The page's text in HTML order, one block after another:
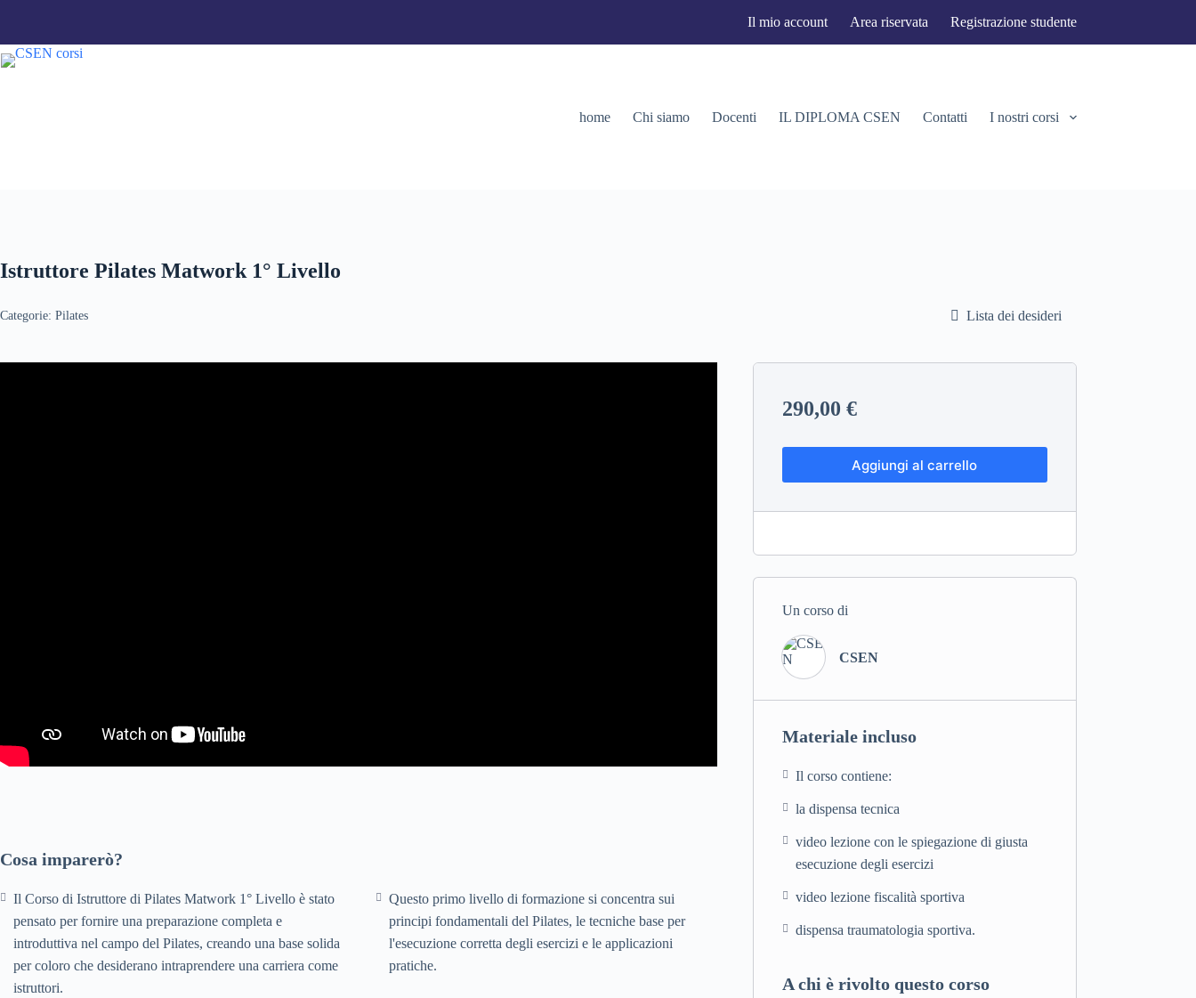
Il mio account Area riservata Registrazione studente
home Chi siamo Docenti IL DIPLOMA CSEN Contatti I nostri corsi
Istruttore Pilates Matwork 1° Livello
Categorie: Pilates Lista dei desideri
Cosa imparerò?
Il Corso di Istruttore di Pilates Matwork 1° Livello è stato
pensato per fornire una preparazione completa e
introduttiva nel campo del Pilates, creando una base solida
per coloro che desiderano intraprendere una carriera come
istruttori.
Questo primo livello di formazione si concentra sui
principi fondamentali del Pilates, le tecniche base per
l'esecuzione corretta degli esercizi e le applicazioni
pratiche.
290,00€
Aggiungi al carrello
Un corso di
CSEN
Materiale incluso
Il corso contiene:
la dispensa tecnica
video lezione con le spiegazione di giusta
esecuzione degli esercizi
video lezione fiscalità sportiva
dispensa traumatologia sportiva.
A chi è rivolto questo corso